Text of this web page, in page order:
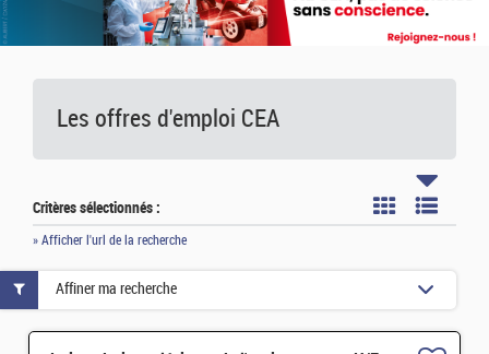
Les offres d'emploi CEA
Critères sélectionnés :
» Afficher l'url de la recherche
Affiner ma recherche